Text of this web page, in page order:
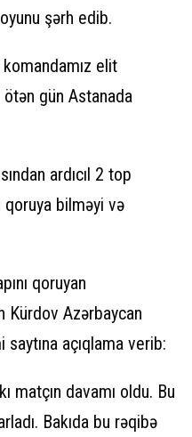
şərh edib.
elit
gün Astanada
ardıcıl 2 top
bilməyi və
qoruyan
Kürdov Azərbaycan
saytına açıqlama verib:
matçın davamı oldu. Bu
Bakıda bu rəqibə